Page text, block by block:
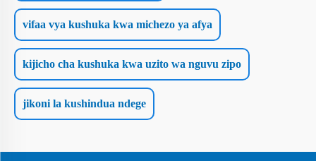
vifaa vya kushuka kwa michezo ya afya
kijicho cha kushuka kwa uzito wa nguvu zipo
jikoni la kushindua ndege